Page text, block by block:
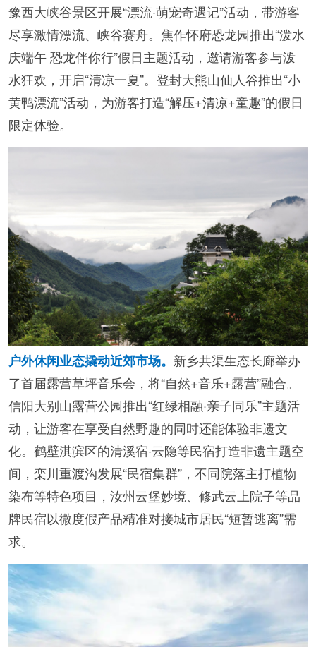
豫西大峡谷景区开展“漂流·萌宠奇遇记”活动，带游客
尽享激情漂流、峡谷赛舟。焦作怀府恐龙园推出“泼水
庆端午 恐龙伴你行”假日主题活动，邀请游客参与泼
水狂欢，开启“清凉一夏”。登封大熊山仙人谷推出“小
黄鸭漂流”活动，为游客打造“解压+清凉+童趣”的假日
限定体验。
户外休闲业态撬动近郊市场。 新乡共渠生态长廊举办
了首届露营草坪音乐会，将“自然+音乐+露营”融合。
信阳大别山露营公园推出“红绿相融·亲子同乐”主题活
动，让游客在享受自然野趣的同时还能体验非遗文
化。鹤壁淇滨区的清溪宿·云隐等民宿打造非遗主题空
间，栾川重渡沟发展“民宿集群”，不同院落主打植物
染布等特色项目，汝州云堡妙境、修武云上院子等品
牌民宿以微度假产品精准对接城市居民“短暂逃离”需
求。